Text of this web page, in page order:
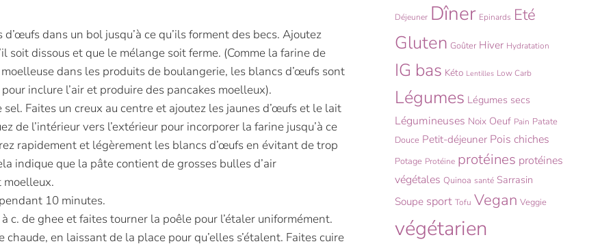
dans un bol jusqu’à ce qu’ils forment des becs. Ajoutez
soit dissous et que le mélange soit ferme. (Comme la farine de
dans les produits de boulangerie, les blancs d’œufs sont
inclure l’air et produire des pancakes moelleux).
Faites un creux au centre et ajoutez les jaunes d’œufs et le lait
de l’intérieur vers l’extérieur pour incorporer la farine jusqu’à ce
rapidement et légèrement les blancs d’œufs en évitant de trop
indique que la pâte contient de grosses bulles d’air
moelleux.
10 minutes.
c. de ghee et faites tourner la poêle pour l’étaler uniformément.
en laissant de la place pour qu’elles s’étalent. Faites cuire
Déjeuner Dîner Epinards Eté
Gluten Goûter Hiver Hydratation
IG bas Kéto Lentilles Low Carb
Légumes Légumes secs
Légumineuses Noix Oeuf Pain Patate
Douce Petit-déjeuner Pois chiches
Potage Protéine protéines protéines
végétales Quinoa santé Sarrasin
Soupe sport Tofu Vegan Veggie
végétarien